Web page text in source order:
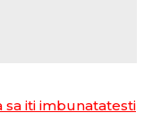
iti imbunatatesti